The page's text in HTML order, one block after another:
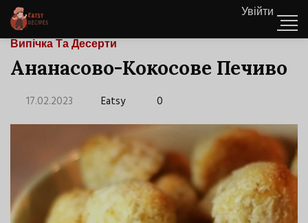
Увійти
Випічка Та Десерти
Ананасово-Кокосове Печиво
17.02.2023 Eatsy 0